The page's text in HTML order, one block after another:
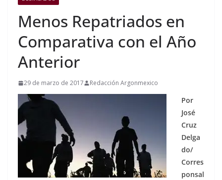
Menos Repatriados en
Comparativa con el Año
Anterior
29 de marzo de 2017 Redacción Argonmexico
Por
José
Cruz
Delga
do/
Corres
ponsal